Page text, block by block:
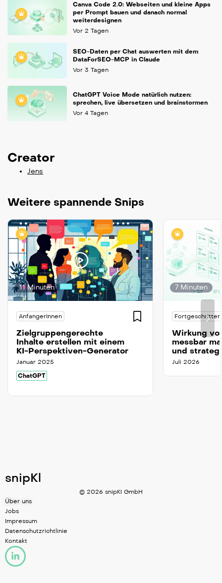
Canva Code 2.0: Webseiten und kleine Apps
per Prompt bauen und danach normal
weiterdesignen
Vor 2 Tagen
SEO-Daten per Chat auswerten mit dem
DataForSEO-MCP in Claude
Vor 3 Tagen
ChatGPT Voice Mode natürlich nutzen:
sprechen, live übersetzen und brainstormen
Vor 4 Tagen
Creator
Jens
Weitere spannende Snips
11 Minuten
AnfangerInnen
Zielgruppengerechte
Inhalte erstellen mit einem
KI-Perspektiven-Generator
Januar 2025
ChatGPT
7 Minuten
Wirkung
messbar
und
Juli 2026
snipKl
© 2026 snipKI GmbH
Über uns
Jobs
Impressum
Datenschutzrichtlinie
Kontakt